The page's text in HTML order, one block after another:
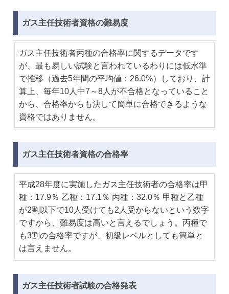
ガス主任技術者資格の難易度
ガス主任技術者丙種の合格率に関するデータです
が、最も易しい試験と言われているわりには低水準
で推移（過去5年間の平均値：26.0%）しており、計
算上、毎年10人中7～8人が不合格となっていること
から、合格率からも決して簡単に合格できるような
資格ではありません。
ガス主任技術者資格の合格率
平成28年度に実施したガス主任技術者の合格率は甲
種：17.9％ 乙種：17.1％ 丙種：32.0％ 甲種と乙種
が2割以下で10人受けても2人受からないという数字
ですから、難易度は高いと言えるでしょう。丙種で
も3割の合格率ですが、初級レベルとしても簡単と
は言えません。
ガス主任技術者試験の合格発表